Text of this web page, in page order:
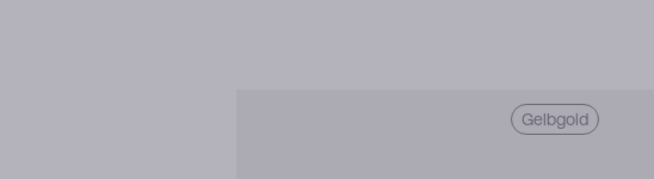
Gelbgold